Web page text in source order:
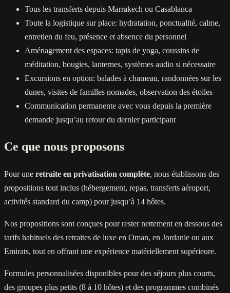
Tous les transferts depuis Marrakech ou Casablanca
Toute la logistique sur place: hydratation, ponctualité, calme,
entretien du feu, présence et absence du personnel
Aménagement des espaces: tapis de yoga, coussins de
méditation, bougies, lanternes, systèmes audio si nécessaire
Excursions en option: balades à chameau, randonnées sur les
dunes, visites de familles nomades, observation des étoiles
Communication permanente avec vous depuis la première
demande jusqu’au retour du dernier participant
Ce que nous proposons
Pour une retraite en privatisation complète, nous établissons des
propositions tout inclus (hébergement, repas, transferts aéroport,
activités standard du camp) pour jusqu’à 14 hôtes.
Nos propositions sont conçues pour rester nettement en dessous des
tarifs habituels des retraites de luxe en Oman, en Jordanie ou aux
Emirats, tout en offrant une expérience matériellement supérieure.
Formules personnalisées disponibles pour des séjours plus courts,
des groupes plus petits (8 à 10 hôtes) et des programmes combinés